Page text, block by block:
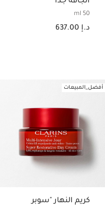
50 ml
السعر الحالي هو د.إ 637.00
د.إ 637.00
أفضل_المبيعات
كريم النهار "سوبر